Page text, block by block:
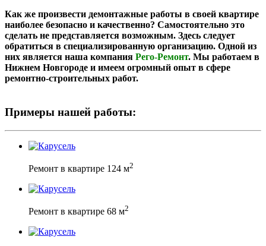
Как же произвести демонтажные работы в своей квартире
наиболее безопасно и качественно? Самостоятельно это
сделать не представляется возможным. Здесь следует
обратиться в специализированную организацию. Одной из
них является наша компания Рего-Ремонт. Мы работаем в
Нижнем Новгороде и имеем огромный опыт в сфере
ремонтно-строительных работ.
Примеры нашей работы:
Ремонт в квартире 124 м2
Ремонт в квартире 68 м2